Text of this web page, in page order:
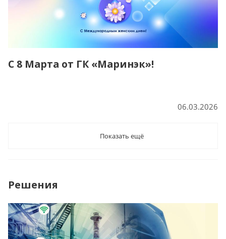
С 8 Марта от ГК «Маринэк»!
06.03.2026
Показать ещё
Решения